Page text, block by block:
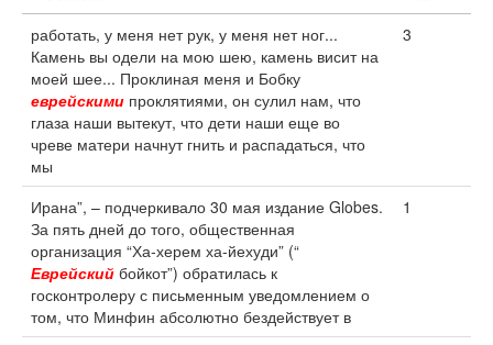
работать, у меня нет рук, у меня нет ног...
Камень вы одели на мою шею, камень висит на
моей шее... Проклиная меня и Бобку
еврейскими проклятиями, он сулил нам, что
глаза наши вытекут, что дети наши еще во
чреве матери начнут гнить и распадаться, что
мы
3
Ирана”, – подчеркивало 30 мая издание Globes.
За пять дней до того, общественная
организация “Ха-херем ха-йехуди” (“
Еврейский бойкот”) обратилась к
госконтролеру с письменным уведомлением о
том, что Минфин абсолютно бездействует в
1